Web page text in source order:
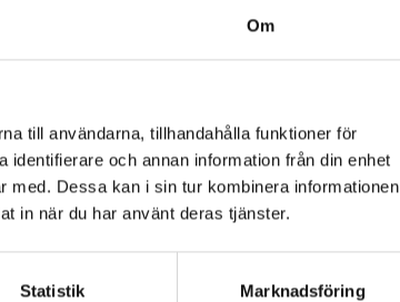
Om
till användarna, tillhandahålla funktioner för
och annan information från din enhet
Dessa kan i sin tur kombinera informationen
in när du har använt deras tjänster.
Statistik Marknadsföring
i dag
har blivit mycket
alls till att ha
Vivalla precis när